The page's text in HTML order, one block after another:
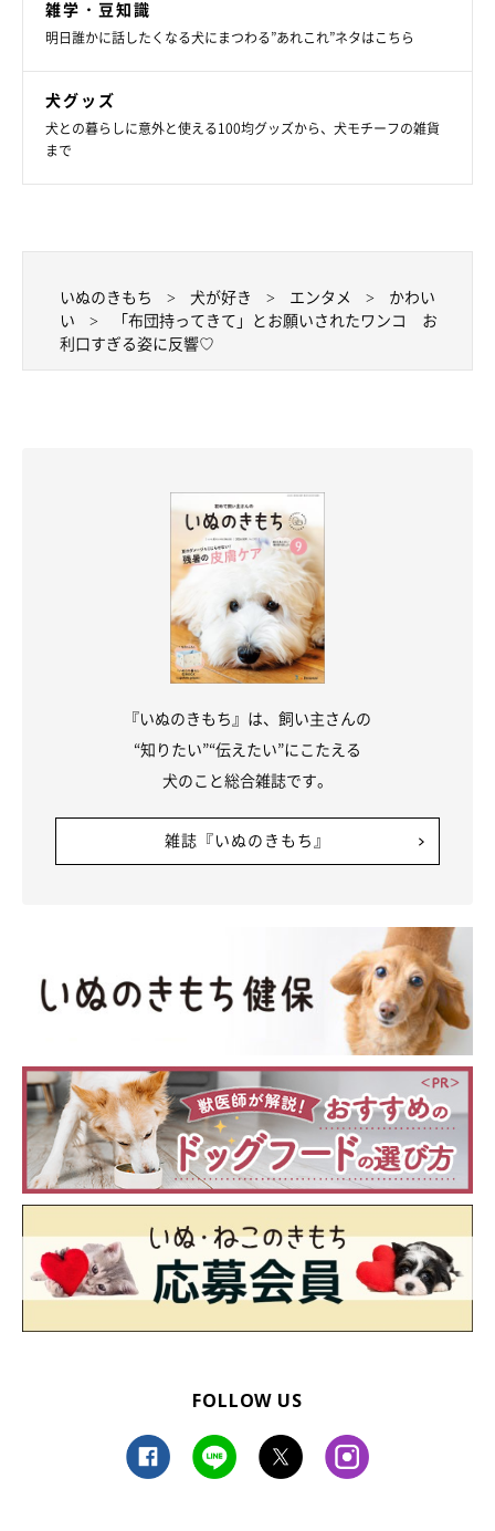
★Instagram、Twitterで「#いぬのきもち」「#いぬのきもち部」
参照／Instagram（
文／Ayano Yamabuki
雑学・豆知識
明日誰かに話したくなる犬にまつわる”あれこれ”ネタはこちら
犬グッズ
犬との暮らしに意外と使える100均グッズから、犬モチーフの雑貨
まで
いぬのきもち 犬が好き エンタメ
かわい
い
「布団持ってきて」とお願いされたワンコ お
利口すぎる姿に反響♡
『いぬのきもち』は、飼い主さんの
“知りたい”“伝えたい”にこたえる
犬のこと総合雑誌です。
雑誌『いぬのきもち』
FOLLOW US